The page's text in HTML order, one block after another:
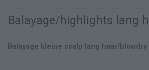
Balayage/highlights lang
Balayage kleine scalp lang haar/blowdry